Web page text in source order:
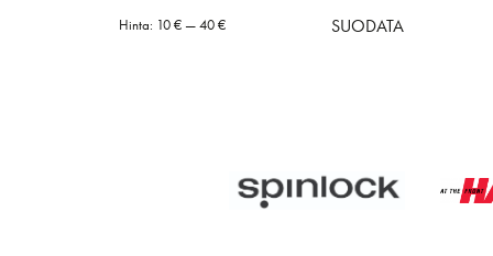
Minimihinta
SUODATA
Hinta: 10 €—40 €